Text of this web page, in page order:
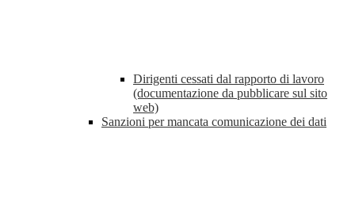
Dirigenti cessati dal rapporto di lavoro
(documentazione da pubblicare sul sito
web)
Sanzioni per mancata comunicazione dei dati